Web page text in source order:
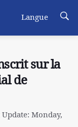
Langue
sur la
de
Monday,